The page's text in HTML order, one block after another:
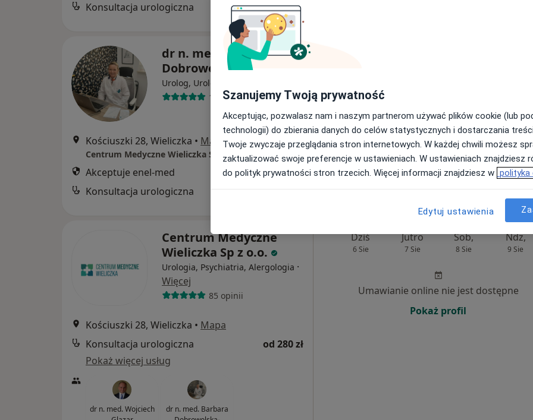
Konsultacja urologiczna
od 280 zł
dr n. med. Barbara
Dobrowolska-Glazar
Urolog, Urolog dziecięcy
108 opinii
Kościuszki 28, Wieliczka • Mapa
Centrum Medyczne Wieliczka Sp z o.o.
Akceptuje enel-med
Konsultacja urologiczna
Poproś o wizytę
Centrum Medyczne
Wieliczka Sp z o.o.
Urologia, Psychiatria, Alergologia ·
Więcej
85 opinii
Kościuszki 28, Wieliczka • Mapa
Konsultacja urologiczna
od 280 zł
Pokaż więcej usług
dr n. med. Wojciech
dr n. med. Barbara
Dziś
6 Sie
Jutro
7 Sie
Sob,
8 Sie
Ndz,
9 Sie
Umawianie online nie jest dostępne
Pokaż profil
Szanujemy Twoją prywatność
Akceptując, pozwalasz nam i naszym partnerom używać plików cookie (lub
technologii) do zbierania danych do celów statystycznych i dostarczania
Twoje zwyczaje przeglądania stron internetowych. W każdej chwili możesz
zaktualizować swoje preferencje w ustawieniach. W ustawieniach znajdziesz
do polityk prywatności stron trzecich. Więcej informacji znajdziesz w polityka
Edytuj ustawienia